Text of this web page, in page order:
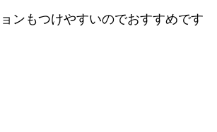
ンもつけやすいのでおすすめです